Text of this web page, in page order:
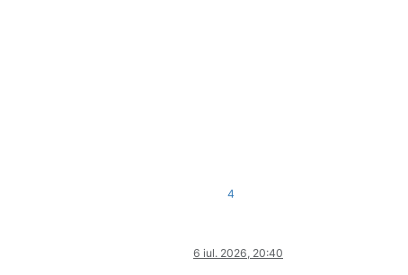
4
6 iul. 2026, 20:40